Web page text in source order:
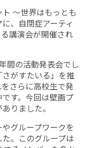
〜世界はもっとも
、自閉症アーティ
講演会が開催され
間の活動発表会でし
がすたいる」を推
さらに高校生で発
す。今回は壁画プ
りました。
グループワークを
。このグループは